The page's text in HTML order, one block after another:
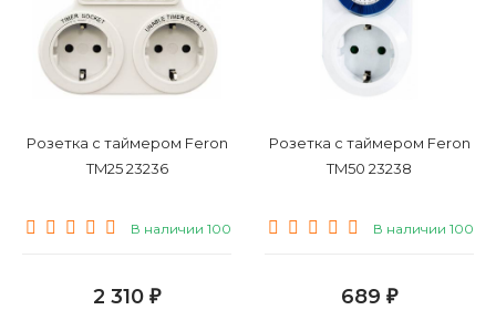
Розетка с таймером Feron
TM25 23236
В наличии 100
2 310 ₽
Розетка с таймером Feron
TM50 23238
В наличии 100
689 ₽